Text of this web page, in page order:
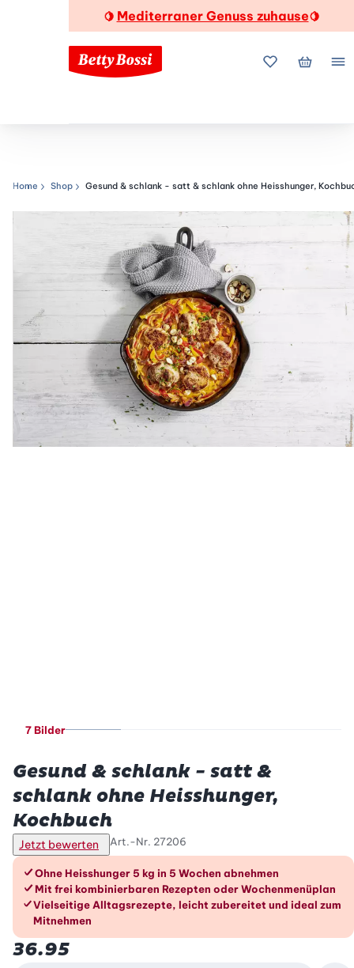
🍋 Mediterraner Genuss zuhause🍋
MeineMein
Navigationspfad
Home Shop Gesund & schlank - satt & schlank ohne Heisshunger,
7 Bilder
Gesund & schlank - satt &
schlank ohne Heisshunger,
Kochbuch
Jetzt bewerten Art.-Nr. 27206
Die Vorteile im Überblick
Ohne Heisshunger 5 kg in 5 Wochen abnehmen
Mit frei kombinierbaren Rezepten oder Wochenmenüplan
Vielseitige Alltagsrezepte, leicht zubereitet und ideal zum
Mitnehmen
36.95